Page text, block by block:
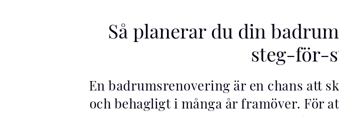
Så planerar du din
steg-för-
En badrumsrenovering är en chans att
och behagligt i många år framöver. För